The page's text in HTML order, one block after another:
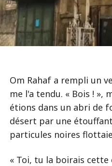
Om Rahaf a rempli un
me l'a tendu. « Bois ! »,
étions dans un abri de
désert par une
particules noires
« Toi, tu la boirais cette